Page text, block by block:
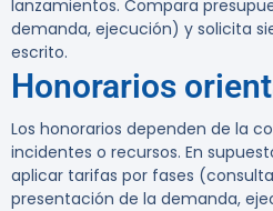
lanzamientos. Compara
demanda, ejecución) y solicita
escrito.
Honorarios
Los honorarios dependen de la
incidentes o recursos. En
aplicar tarifas por fases
presentación de la demanda,